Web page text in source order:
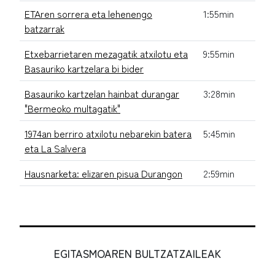
ETAren sorrera eta lehenengo
batzarrak
1:55min
Etxebarrietaren mezagatik atxilotu eta
Basauriko kartzelara bi bider
9:55min
Basauriko kartzelan hainbat durangar
"Bermeoko multagatik"
3:28min
1974an berriro atxilotu nebarekin batera
eta La Salvera
5:45min
Hausnarketa: elizaren pisua Durangon 2:59min
EGITASMOAREN BULTZATZAILEAK